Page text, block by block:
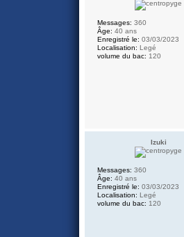
Messages: 360
Âge: 40 ans
Enregistré le: 03/03/2023
Localisation: Legé
volume du bac: 120
Izuki
Messages: 360
Âge: 40 ans
Enregistré le: 03/03/2023
Localisation: Legé
volume du bac: 120